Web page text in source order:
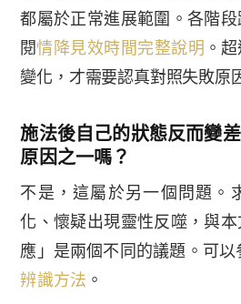
都屬於正常進展範圍。各階
閱情降見效時間完整說明 。
變化，才需要認真對照失敗原
施法後自己的狀態反而變
原因之一嗎？
不是，這屬於另一個問題。
化、懷疑出現靈性反噬，與
應」是兩個不同的議題。可以
辨識方法 。